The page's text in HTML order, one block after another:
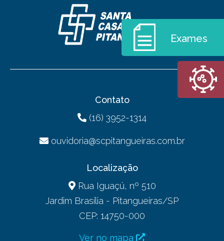
Contato
(16) 3952-1314
ouvidoria@scpitangueiras.com.br
Localização
Rua Iguaçú, nº 510
Jardim Brasília - Pitangueiras/SP
CEP: 14750-000
Ver no mapa
Exames